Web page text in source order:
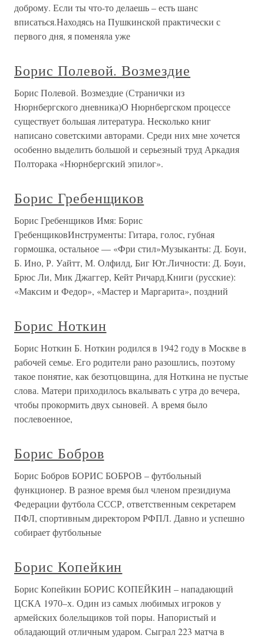
доброму. Если ты что-то делаешь – есть шанс
вписаться.Находясь на Пушкинской практически с
первого дня, я поменяла уже
Борис Полевой. Возмездие
Борис Полевой. Возмездие (Странички из
Нюрнбергского дневника)О Нюрнбергском процессе
существует большая литература. Несколько книг
написано советскими авторами. Среди них мне хочется
особенно выделить большой и серьезный труд Аркадия
Полторака «Нюрнбергский эпилог».
Борис Гребенщиков
Борис Гребенщиков Имя: Борис
ГребенщиковИнструменты: Гитара, голос, губная
гормошка, остальное — «Фри стил»Музыканты: Д. Боуи,
Б. Ино, Р. Уайтт, М. Олфилд, Биг Ют.Личности: Д. Боуи,
Брюс Ли, Мик Джаггер, Кейт Ричард.Книги (русские):
«Максим и Федор», «Мастер и Маргарита», поздний
Борис Ноткин
Борис Ноткин Б. Ноткин родился в 1942 году в Москве в
рабочей семье. Его родители рано разошлись, поэтому
такое понятие, как безотцовщина, для Ноткина не пустые
слова. Матери приходилось вкалывать с утра до вечера,
чтобы прокормить двух сыновей. А время было
послевоенное,
Борис Бобров
Борис Бобров БОРИС БОБРОВ – футбольный
функционер. В разное время был членом президиума
Федерации футбола СССР, ответственным секретарем
ПФЛ, спортивным директором РФПЛ. Давно и успешно
собирает футбольные
Борис Копейкин
Борис Копейкин БОРИС КОПЕЙКИН – нападающий
ЦСКА 1970–х. Один из самых любимых игроков у
армейских болельщиков той поры. Напористый и
обладающий отличным ударом. Сыграл 223 матча в